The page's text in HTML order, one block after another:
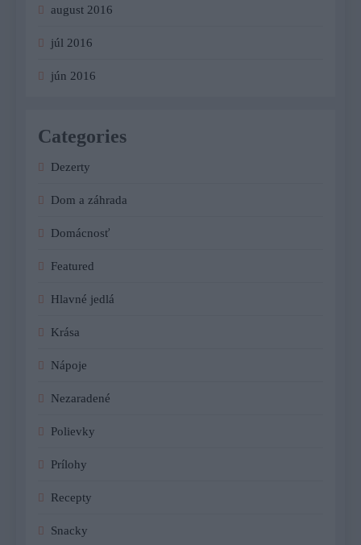
august 2016
júl 2016
jún 2016
Categories
Dezerty
Dom a záhrada
Domácnosť
Featured
Hlavné jedlá
Krása
Nápoje
Nezaradené
Polievky
Prílohy
Recepty
Snacky